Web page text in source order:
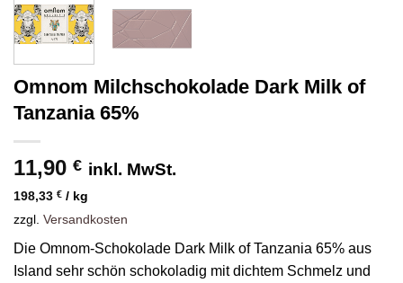
Omnom Milchschokolade Dark Milk of
Tanzania 65%
11,90 € inkl. MwSt.
198,33 € / kg
zzgl. Versandkosten
Die Omnom-Schokolade Dark Milk of Tanzania 65% aus
Island sehr schön schokoladig mit dichtem Schmelz und